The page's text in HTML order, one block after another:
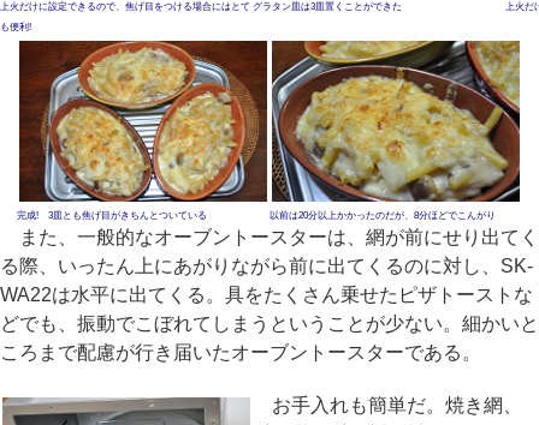
上火だけに設定できるので、焦げ目をつける場合にはとて
も便利!
グラタン皿は3皿置くことができた 上火だ
完成! 3皿とも焦げ目がきちんとついている 以前は20分以上かかったのだが、8分ほどでこんがり
また、一般的なオーブントースターは、網が前にせり出てく
る際、いったん上にあがりながら前に出てくるのに対し、SK-
WA22は水平に出てくる。具をたくさん乗せたピザトーストな
どでも、振動でこぼれてしまうということが少ない。細かいと
ころまで配慮が行き届いたオーブントースターである。
お手入れも簡単だ。焼き網、